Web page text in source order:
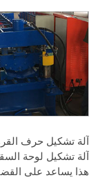
آلة تشكيل حرف
آلة تشكيل لوحة
هذا يساعد على